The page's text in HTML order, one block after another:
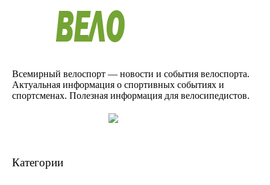
Всемирный велоспорт — новости и события велоспорта.
Актуальная информация о спортивных событиях и
спортсменах. Полезная информация для велосипедистов.
Категории